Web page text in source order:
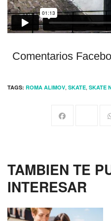
Comentarios
TAGS: ROMA ALIMOV, SKATE, SKATE
TAMBIEN TE
INTERESAR